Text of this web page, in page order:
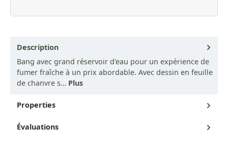
Description
Bang avec grand réservoir d'eau pour un expérience de
fumer fraîche à un prix abordable. Avec dessin en feuille
de chanvre s… Plus
Properties
Évaluations